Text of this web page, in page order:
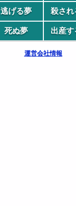
逃げる夢 殺され
死ぬ夢 出産す
運営会社情報